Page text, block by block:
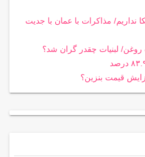
نداریم/ مذاکرات با عمان با جدیت
قیمت بنزین؟